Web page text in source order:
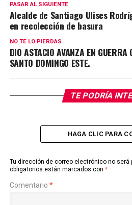
PASAR AL SIGUIENTE
Alcalde de Santiago Ulises
en recolección de basura
NO TE LO PIERDAS
DIO ASTACIO AVANZA EN
SANTO DOMINGO ESTE.
TE PODRÍA
HAGA CLIC PARA
Tu dirección de correo electrónico no será
obligatorios están marcados con *
Comentario *